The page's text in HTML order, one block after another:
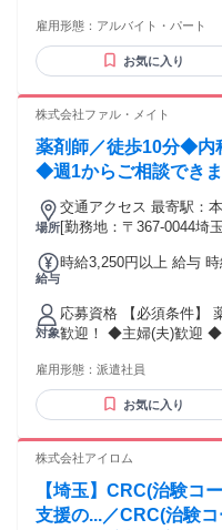
雇用形態： アルバイト・パート
お気に入り
株式会社ファル・メイト
薬剤師／徒歩10分◆内
◆週1からご相談でき
場所[勤務地：〒367-0044埼
給与
対象
応募資格 【必須条件】
歓迎！ ◆主婦(夫)歓迎 ◆フリーター歓迎 ◆ブランクある方も
雇用形態： 派遣社員
お気に入り
株式会社アイロム
【埼玉】CRC(治験コ
支援の...／CRC(治験